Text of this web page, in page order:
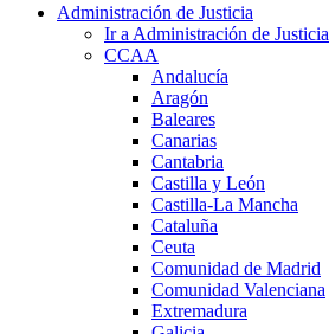
Administración de Justicia
Ir a Administración de Justicia
CCAA
Andalucía
Aragón
Baleares
Canarias
Cantabria
Castilla y León
Castilla-La Mancha
Cataluña
Ceuta
Comunidad de Madrid
Comunidad Valenciana
Extremadura